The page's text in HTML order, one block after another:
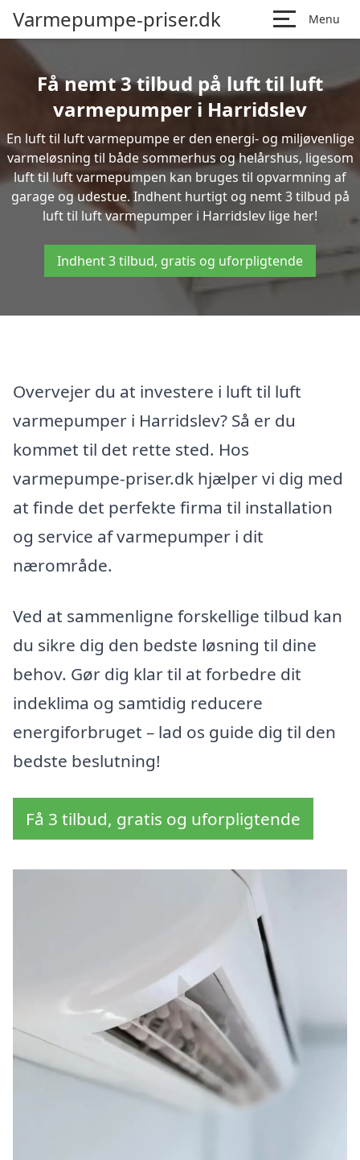
Varmepumpe-priser.dk Menu
Få nemt 3 tilbud på luft til luft
varmepumper i Harridslev
En luft til luft varmepumpe er den energi- og miljøvenlige
varmeløsning til både sommerhus og helårshus, ligesom
luft til luft varmepumpen kan bruges til opvarmning af
garage og udestue. Indhent hurtigt og nemt 3 tilbud på
luft til luft varmepumper i Harridslev lige her!
Indhent 3 tilbud, gratis og uforpligtende
Overvejer du at investere i luft til luft
varmepumper i Harridslev? Så er du
kommet til det rette sted. Hos
varmepumpe-priser.dk hjælper vi dig med
at finde det perfekte firma til installation
og service af varmepumper i dit
nærområde.
Ved at sammenligne forskellige tilbud kan
du sikre dig den bedste løsning til dine
behov. Gør dig klar til at forbedre dit
indeklima og samtidig reducere
energiforbruget – lad os guide dig til den
bedste beslutning!
Få 3 tilbud, gratis og uforpligtende